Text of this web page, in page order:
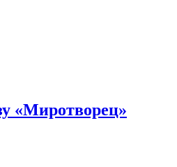
«Миротворец»